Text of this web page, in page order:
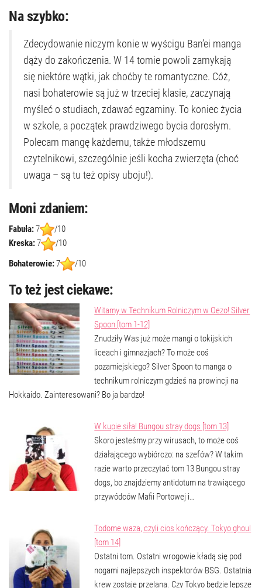
Na szybko:
Zdecydowanie niczym konie w wyścigu Ban’ei manga
dąży do zakończenia. W 14 tomie powoli zamykają
się niektóre wątki, jak choćby te romantyczne. Cóż,
nasi bohaterowie są już w trzeciej klasie, zaczynają
myśleć o studiach, zdawać egzaminy. To koniec życia
w szkole, a początek prawdziwego bycia dorosłym.
Polecam mangę każdemu, także młodszemu
czytelnikowi, szczególnie jeśli kocha zwierzęta (choć
uwaga – są tu też opisy uboju!).
Moni zdaniem:
Fabuła:7
/10
Kreska:7
/10
Bohaterowie:7 /10
To też jest ciekawe:
Witamy w Technikum Rolniczym w Oezo! Silver
Spoon [tom 1-12]
Znudziły Was już może mangi o tokijskich
liceach i gimnazjach? To może coś
pozamiejskiego? Silver Spoon to manga o
technikum rolniczym gdzieś na prowincji na
Hokkaido. Zainteresowani? Bo ja bardzo!
W kupie siła! Bungou stray dogs [tom 13]
Skoro jesteśmy przy wirusach, to może coś
działającego wybiórczo: na szefów? W takim
razie warto przeczytać tom 13 Bungou stray
dogs, bo znajdziemy antidotum na trawiącego
przywódców Mafii Portowej i…
Todome waza, czyli cios kończący. Tokyo ghoul
[tom 14]
Ostatni tom. Ostatni wrogowie kładą się pod
nogami najlepszych inspektorów BSG. Ostatnia
krew zostaje przelana. Czy Tokyo będzie lepsze